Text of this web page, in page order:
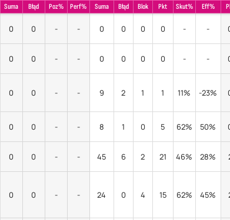
Suma Błąd Poz% Perf% Suma Błąd Blok Pkt Skut% Eff%
0 0 - - 0 0 0 0 - -
0 0 - - 0 0 0 0 - -
0 0 - - 9 2 1 1 11% -23%
0 0 - - 8 1 0 5 62% 50%
0 0 - - 45 6 2 21 46% 28%
0 0 - - 24 0 4 15 62% 45%